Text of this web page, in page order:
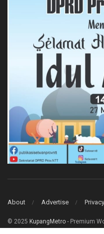
About Advertise
© 2025 KupangMetro - Premium